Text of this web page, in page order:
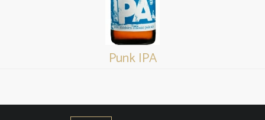
Punk IPA